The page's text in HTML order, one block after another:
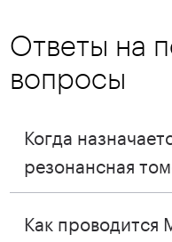
Ответы на
вопросы
Когда
резонансная
Как проводится